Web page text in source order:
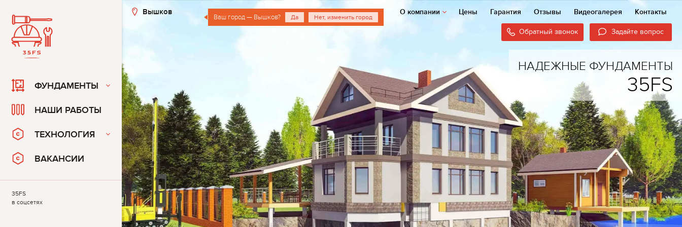
Вышков
Ваш город — Вышков? Да Нет, изменить город
О компании Цены Гарантия Отзывы Видеогалерея Контакты
Обратный звонок Задайте вопрос
НАДЕЖНЫЕ ФУНДАМЕНТЫ
35FS
ФУНДАМЕНТЫ
НАШИ РАБОТЫ
ТЕХНОЛОГИЯ
ВАКАНСИИ
35FS
в соцсетях